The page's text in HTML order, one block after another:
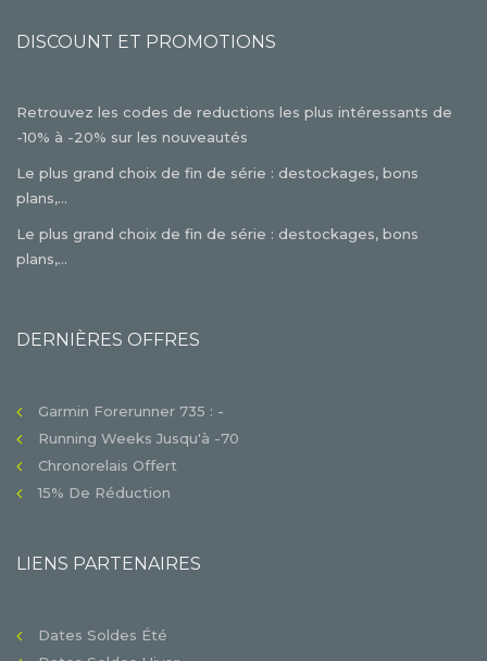
DISCOUNT ET PROMOTIONS
Retrouvez les codes de reductions les plus intéressants de
-10% à -20% sur les nouveautés
Le plus grand choix de fin de série : destockages, bons
plans,...
Le plus grand choix de fin de série : destockages, bons
plans,...
DERNIÈRES OFFRES
Garmin Forerunner 735 : -
Running Weeks Jusqu'à -70
Chronorelais Offert
15% De Réduction
LIENS PARTENAIRES
Dates Soldes Été